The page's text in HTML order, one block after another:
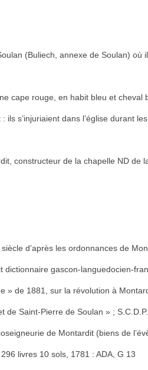
(Buliech, annexe de Soulan)
cape rouge, en habit bleu et cheval
s’injuriaient dans l’église durant
constructeur de la chapelle ND de
siècle d’après les ordonnances de
dictionnaire gascon-languedocien-
» de 1881, sur la révolution à
de Saint-Pierre de Soulan » ;
de Montardit (biens de
livres 10 sols, 1781 : ADA, G 13